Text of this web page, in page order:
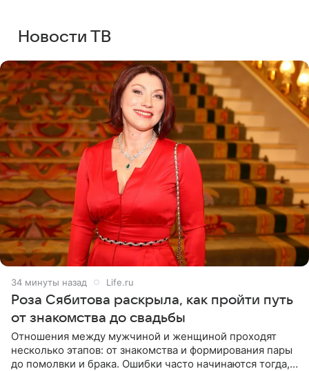
Новости ТВ
34 минуты назад Life.ru
Роза Сябитова раскрыла, как пройти путь
от знакомства до свадьбы
Отношения между мужчиной и женщиной проходят
несколько этапов: от знакомства и формирования пары
до помолвки и брака. Ошибки часто начинаются тогда,